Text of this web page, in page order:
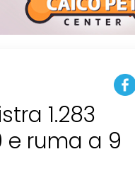
1.283
e ruma a 9